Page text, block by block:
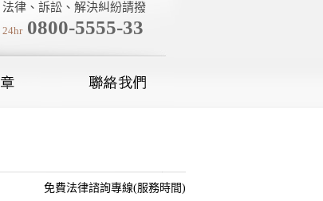
法律、訴訟、解決糾紛請撥
24hr 0800-5555-33
免費法律諮詢專線(服務時間)